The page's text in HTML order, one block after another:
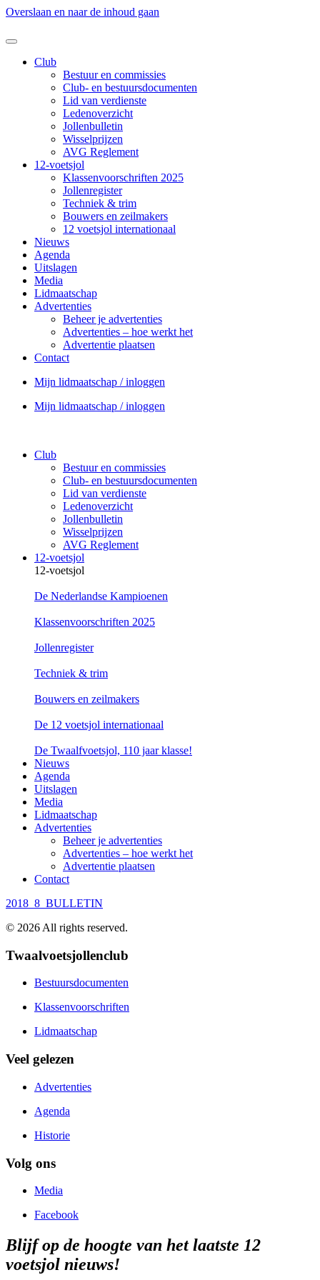
Overslaan en naar de inhoud gaan
Club
Bestuur en commissies
Club- en bestuursdocumenten
Lid van verdienste
Ledenoverzicht
Jollenbulletin
Wisselprijzen
AVG Reglement
12-voetsjol
Klassenvoorschriften 2025
Jollenregister
Techniek & trim
Bouwers en zeilmakers
12 voetsjol internationaal
Nieuws
Agenda
Uitslagen
Media
Lidmaatschap
Advertenties
Beheer je advertenties
Advertenties – hoe werkt het
Advertentie plaatsen
Contact
Mijn lidmaatschap / inloggen
Mijn lidmaatschap / inloggen
Club
Bestuur en commissies
Club- en bestuursdocumenten
Lid van verdienste
Ledenoverzicht
Jollenbulletin
Wisselprijzen
AVG Reglement
12-voetsjol
12-voetsjol
De Nederlandse Kampioenen
Klassenvoorschriften 2025
Jollenregister
Techniek & trim
Bouwers en zeilmakers
De 12 voetsjol internationaal
De Twaalfvoetsjol, 110 jaar klasse!
Nieuws
Agenda
Uitslagen
Media
Lidmaatschap
Advertenties
Beheer je advertenties
Advertenties – hoe werkt het
Advertentie plaatsen
Contact
2018_8_BULLETIN
© 2026 All rights reserved.
Twaalvoetsjollenclub
Bestuursdocumenten
Klassenvoorschriften
Lidmaatschap
Veel gelezen
Advertenties
Agenda
Historie
Volg ons
Media
Facebook
Blijf op de hoogte van het laatste 12
voetsjol nieuws!